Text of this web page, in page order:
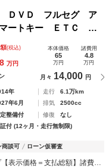
ＤＶＤ フルセグ ア
ートキー ＥＴＣ Ａ
ト シートヒーター
ＬＥＤ
(税込)
8 万円
本体価格
65
万円
諸費用
4.8
万円
月々 14,000 円
年 走行
6.1万km
年6月 排気
2500cc
整備付 修復
なし
付 (12ヶ月・走行無制限)
商談可 ローン仮審査
（株）スピードアップ【表示価格＝支払総額】諸費用コミ総額表示専門店